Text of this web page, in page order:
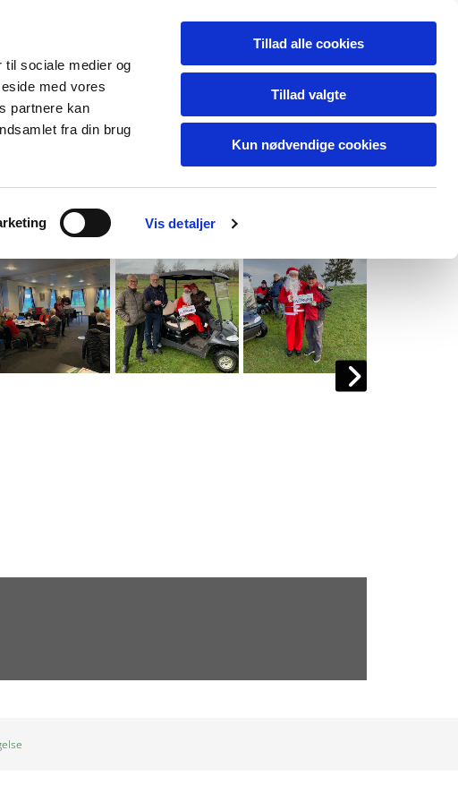
til sociale medier og
med vores
partnere kan
fra din brug
Vis detaljer
Tillad alle cookies
Tillad valgte
Kun nødvendige cookies
Vejret